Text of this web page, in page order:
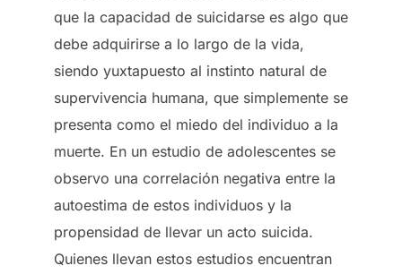
que la capacidad de suicidarse es algo que
debe adquirirse a lo largo de la vida,
siendo yuxtapuesto al instinto natural de
supervivencia humana, que simplemente se
presenta como el miedo del individuo a la
muerte. En un estudio de adolescentes se
observo una correlación negativa entre la
autoestima de estos individuos y la
propensidad de llevar un acto suicida.
Quienes llevan estos estudios encuentran